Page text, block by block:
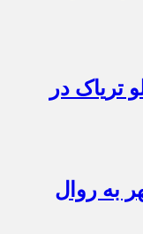
پارس حامل 51 کيلو ترياک در
به روال